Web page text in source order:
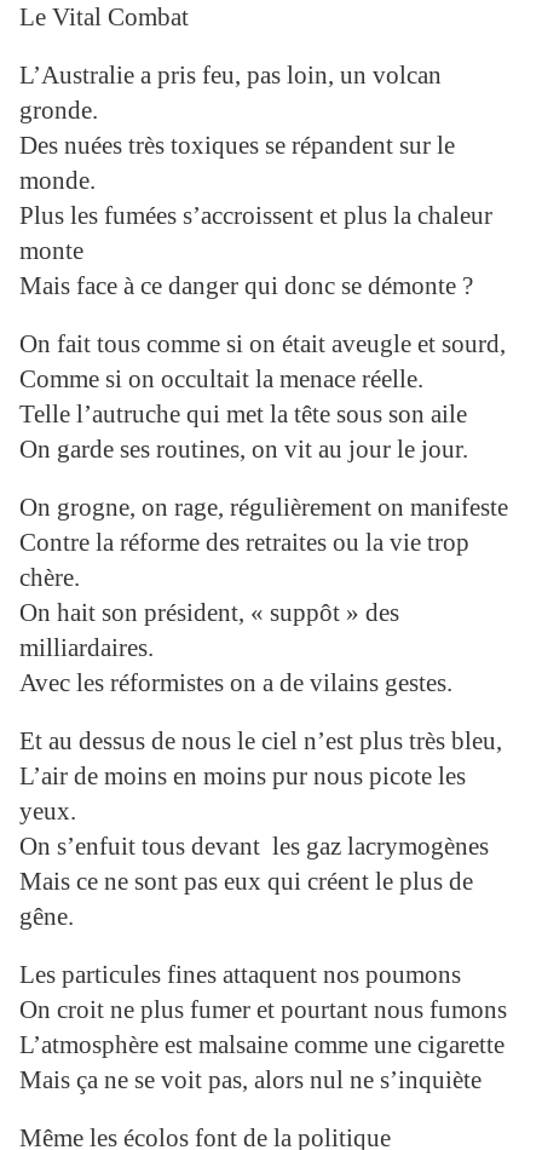
Le Vital Combat
L’Australie a pris feu, pas loin, un volcan
gronde.
Des nuées très toxiques se répandent sur le
monde.
Plus les fumées s’accroissent et plus la chaleur
monte
Mais face à ce danger qui donc se démonte ?
On fait tous comme si on était aveugle et sourd,
Comme si on occultait la menace réelle.
Telle l’autruche qui met la tête sous son aile
On garde ses routines, on vit au jour le jour.
On grogne, on rage, régulièrement on manifeste
Contre la réforme des retraites ou la vie trop
chère.
On hait son président, « suppôt » des
milliardaires.
Avec les réformistes on a de vilains gestes.
Et au dessus de nous le ciel n’est plus très bleu,
L’air de moins en moins pur nous picote les
yeux.
On s’enfuit tous devant les gaz lacrymogènes
Mais ce ne sont pas eux qui créent le plus de
gêne.
Les particules fines attaquent nos poumons
On croit ne plus fumer et pourtant nous fumons
L’atmosphère est malsaine comme une cigarette
Mais ça ne se voit pas, alors nul ne s’inquiète
Même les écolos font de la politique